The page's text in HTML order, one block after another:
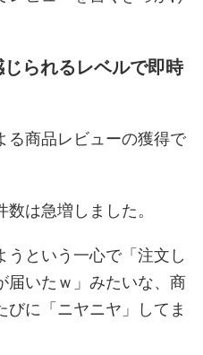
じられるレベルで即時
る商品レビューの獲得で
は急増しました。
うという一心で「注文し
届いたｗ」みたいな、商
びに「ニヤニヤ」してま